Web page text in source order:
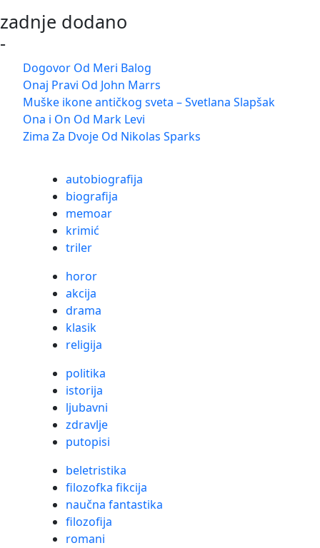
zadnje dodano
-
Dogovor Od Meri Balog
Onaj Pravi Od John Marrs
Muške ikone antičkog sveta – Svetlana Slapšak
Ona i On Od Mark Levi
Zima Za Dvoje Od Nikolas Sparks
autobiografija
biografija
memoar
krimić
triler
horor
akcija
drama
klasik
religija
politika
istorija
ljubavni
zdravlje
putopisi
beletristika
filozofka fikcija
naučna fantastika
filozofija
romani